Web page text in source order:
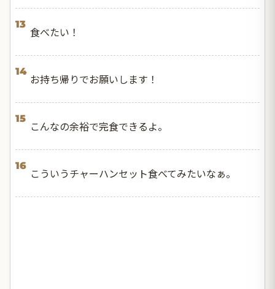
13
食べたい！
14
お持ち帰りでお願いします！
15
こんなの余裕で完食できるよ。
16
こういうチャーハンセット食べてみたいなぁ。